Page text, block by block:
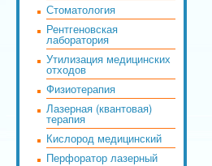
Стоматология
Рентгеновская
лаборатория
Утилизация медицинских
отходов
Физиотерапия
Лазерная (квантовая)
терапия
Кислород медицинский
Перфоратор лазерный